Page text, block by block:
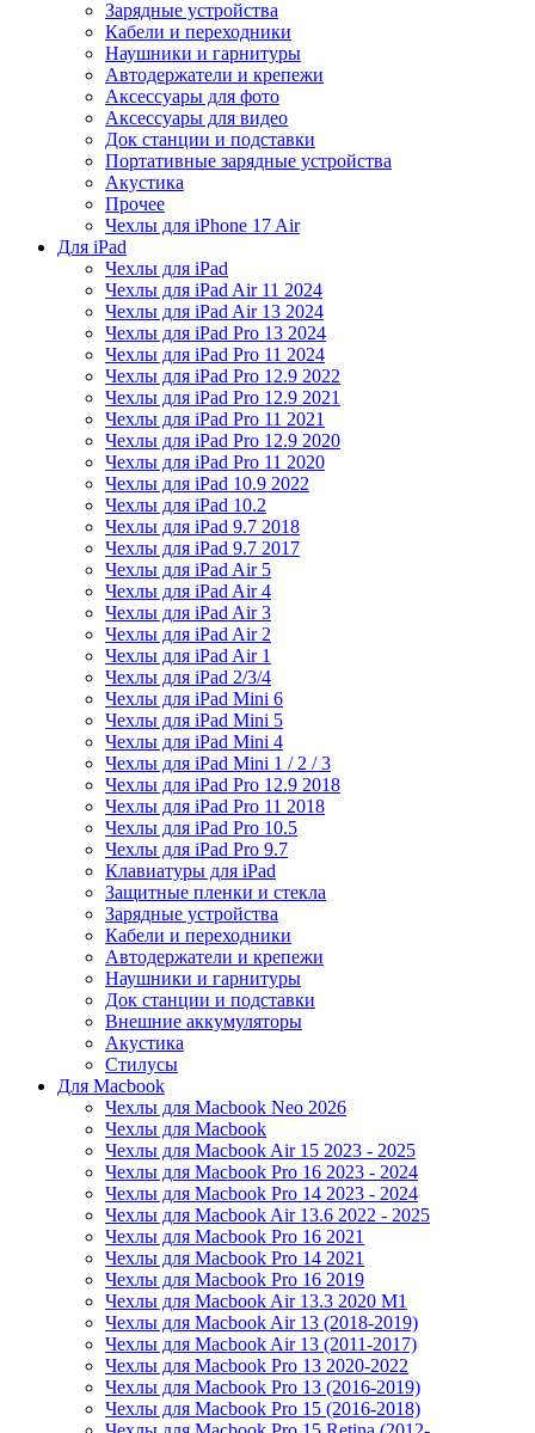
Зарядные устройства
Кабели и переходники
Наушники и гарнитуры
Автодержатели и крепежи
Аксессуары для фото
Аксессуары для видео
Док станции и подставки
Портативные зарядные устройства
Акустика
Прочее
Чехлы для iPhone 17 Air
Для iPad
Чехлы для iPad
Чехлы для iPad Air 11 2024
Чехлы для iPad Air 13 2024
Чехлы для iPad Pro 13 2024
Чехлы для iPad Pro 11 2024
Чехлы для iPad Pro 12.9 2022
Чехлы для iPad Pro 12.9 2021
Чехлы для iPad Pro 11 2021
Чехлы для iPad Pro 12.9 2020
Чехлы для iPad Pro 11 2020
Чехлы для iPad 10.9 2022
Чехлы для iPad 10.2
Чехлы для iPad 9.7 2018
Чехлы для iPad 9.7 2017
Чехлы для iPad Air 5
Чехлы для iPad Air 4
Чехлы для iPad Air 3
Чехлы для iPad Air 2
Чехлы для iPad Air 1
Чехлы для iPad 2/3/4
Чехлы для iPad Mini 6
Чехлы для iPad Mini 5
Чехлы для iPad Mini 4
Чехлы для iPad Mini 1 / 2 / 3
Чехлы для iPad Pro 12.9 2018
Чехлы для iPad Pro 11 2018
Чехлы для iPad Pro 10.5
Чехлы для iPad Pro 9.7
Клавиатуры для iPad
Защитные пленки и стекла
Зарядные устройства
Кабели и переходники
Автодержатели и крепежи
Наушники и гарнитуры
Док станции и подставки
Внешние аккумуляторы
Акустика
Стилусы
Для Macbook
Чехлы для Macbook Neo 2026
Чехлы для Macbook
Чехлы для Macbook Air 15 2023 - 2025
Чехлы для Macbook Pro 16 2023 - 2024
Чехлы для Macbook Pro 14 2023 - 2024
Чехлы для Macbook Air 13.6 2022 - 2025
Чехлы для Macbook Pro 16 2021
Чехлы для Macbook Pro 14 2021
Чехлы для Macbook Pro 16 2019
Чехлы для Macbook Air 13.3 2020 M1
Чехлы для Macbook Air 13 (2018-2019)
Чехлы для Macbook Air 13 (2011-2017)
Чехлы для Macbook Pro 13 2020-2022
Чехлы для Macbook Pro 13 (2016-2019)
Чехлы для Macbook Pro 15 (2016-2018)